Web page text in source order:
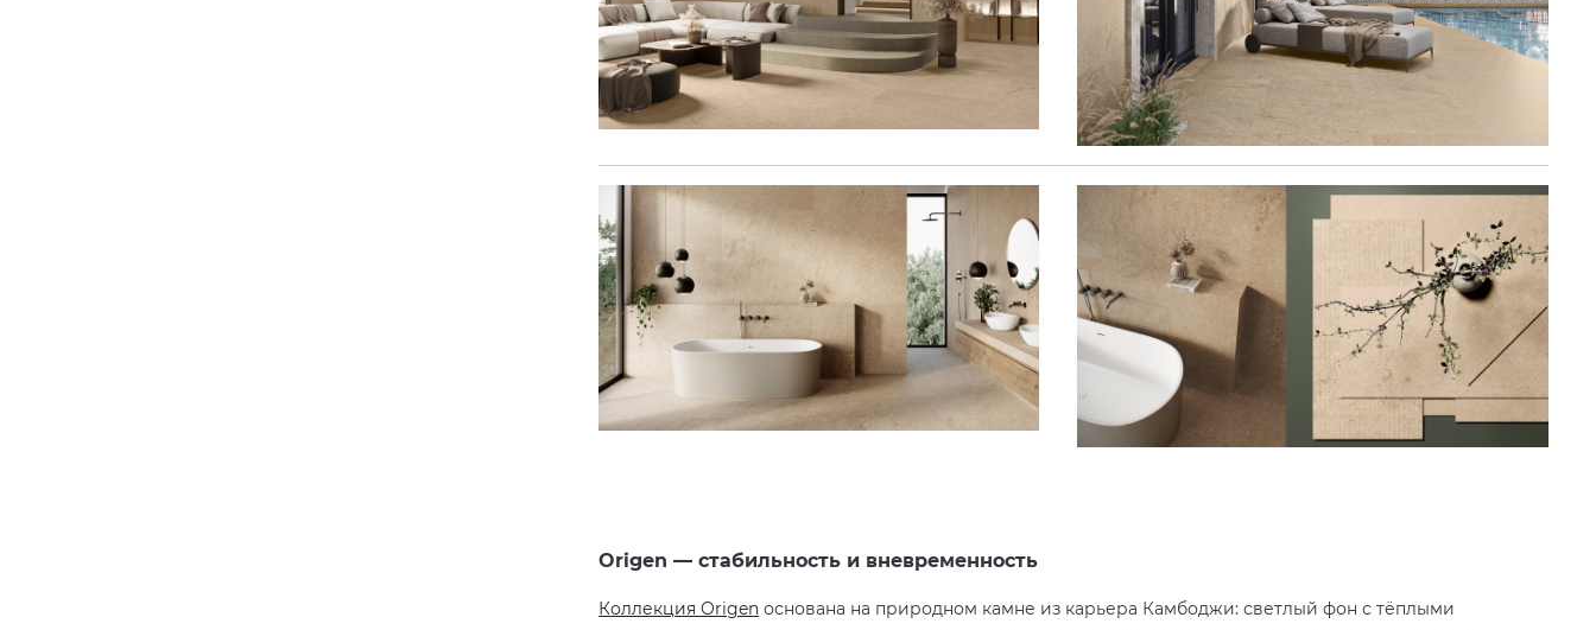
Origen — стабильность и вневременность
Коллекция Origen основана на природном камне из карьера Камбоджи: светлый фон с тёплыми